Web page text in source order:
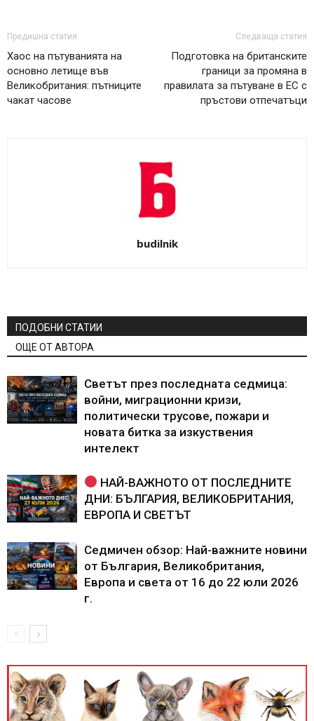
Предишна статия
Хаос на пътуванията на
основно летище във
Великобритания: пътниците
чакат часове
Следваща статия
Подготовка на британските
граници за промяна в
правилата за пътуване в ЕС с
пръстови отпечатъци
budilnik
ПОДОБНИ СТАТИИ
ОЩЕ ОТ АВТОРА
Светът през последната седмица:
войни, миграционни кризи,
политически трусове, пожари и
новата битка за изкуствения
интелект
НАЙ-ВАЖНОТО ОТ ПОСЛЕДНИТЕ
ДНИ: БЪЛГАРИЯ, ВЕЛИКОБРИТАНИЯ,
ЕВРОПА И СВЕТЪТ
Седмичен обзор: Най-важните новини
от България, Великобритания,
Европа и света от 16 до 22 юли 2026
г.